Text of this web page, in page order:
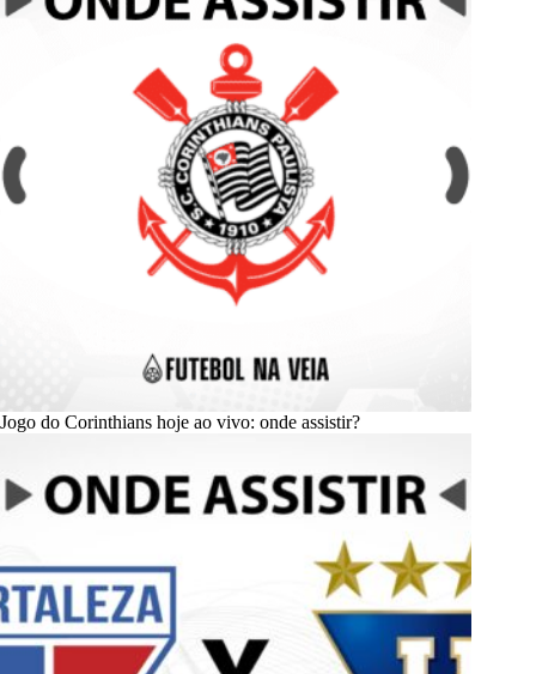
Jogo do Corinthians hoje ao vivo: onde assistir?